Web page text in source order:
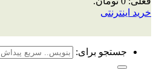
خرید اینترنتی
جستجو برای: